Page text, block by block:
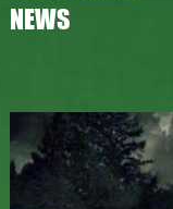
NEWS
twilight-